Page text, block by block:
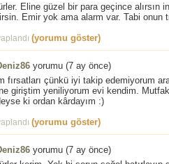
Eline güzel bir para geçince
Emir yok ama alarm var. Tabi onun
(yorumu göster)
yorumu (7 ay önce)
fırsatları çünkü iyi takip edemiyorum
giriştim yeniliyorum evi kendim. Mutfak
ki ordan kârdayım :)
(yorumu göster)
yorumu (7 ay önce)